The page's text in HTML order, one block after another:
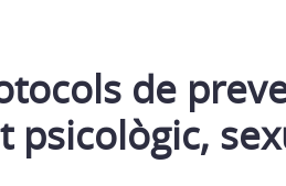
de
psicològic,